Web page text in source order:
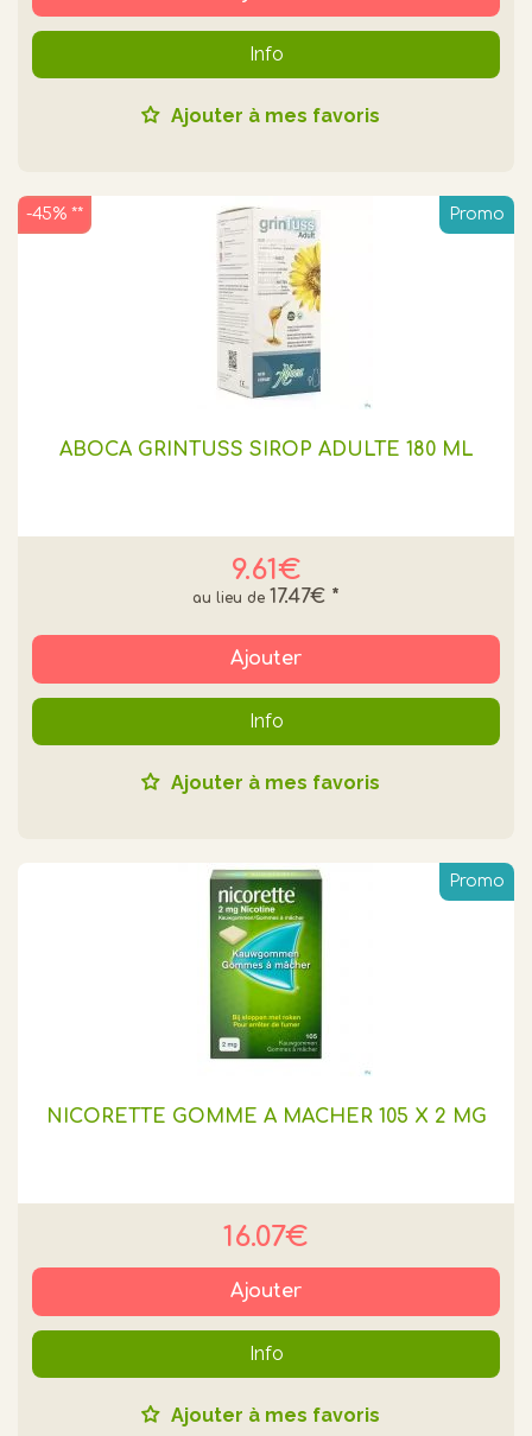
Info
Ajouter à mes favoris
Promo
ABOCA GRINTUSS SIROP ADULTE 180 ML
9.61€
17.47€ *
-45% **
Ajouter
Info
Ajouter à mes favoris
Promo
NICORETTE GOMME A MACHER 105 X 2 MG
16.07€
Ajouter
Info
Ajouter à mes favoris